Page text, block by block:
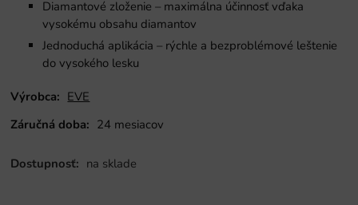
Diamantové zloženie – maximálna účinnosť vďaka
vysokému obsahu diamantov
Jednoduchá aplikácia – rýchle a bezproblémové leštenie
do vysokého lesku
Výrobca: EVE
Záručná doba: 24 mesiacov
Dostupnosť: na sklade